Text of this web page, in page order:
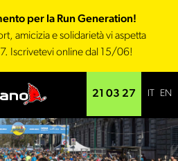
per la Run Generation!
amicizia e solidarietà vi aspetta
Iscrivetevi online dal 15/06!
21 03 27 EN